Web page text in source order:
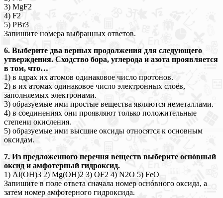
3) MgF2
4) F2
5) PBr3
Запишите номера выбранных ответов.
6. Выберите два верных продолжения для следующего
утверждения. Сходство бора, углерода и азота проявляется
в том, что…
1) в ядрах их атомов одинаковое число протонов.
2) в их атомах одинаковое число электронных слоёв,
заполняемых электронами.
3) образуемые ими простые вещества являются неметаллами.
4) в соединениях они проявляют только положительные
степени окисления.
5) образуемые ими высшие оксиды относятся к основным
оксидам.
7. Из предложенного перечня веществ выберите оснóвный
оксид и амфотерный гидроксид.
1) Al(OH)3 2) Mg(OH)2 3) OF2 4) N2O 5) FeO
Запишите в поле ответа сначала номер оснóвного оксида, а
затем номер амфотерного гидроксида.